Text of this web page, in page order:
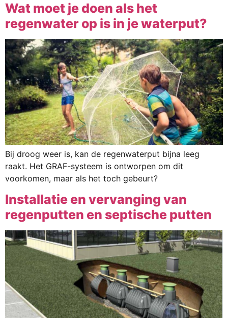
Wat moet je doen als het
regenwater op is in je waterput?
Bij droog weer is, kan de regenwaterput bijna leeg
raakt. Het GRAF-systeem is ontworpen om dit
voorkomen, maar als het toch gebeurt?
Installatie en vervanging van
regenputten en septische putten